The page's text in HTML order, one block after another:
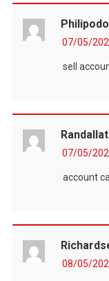
07/05/
sell
Randallat
07/05/
account
08/05/